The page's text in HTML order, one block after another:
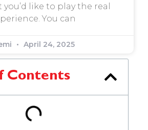
like to play the real
You can
April 24, 2025
Contents